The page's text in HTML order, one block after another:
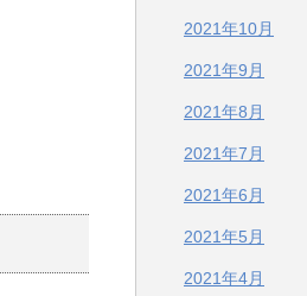
2021年10月
2021年9月
2021年8月
2021年7月
2021年6月
2021年5月
2021年4月